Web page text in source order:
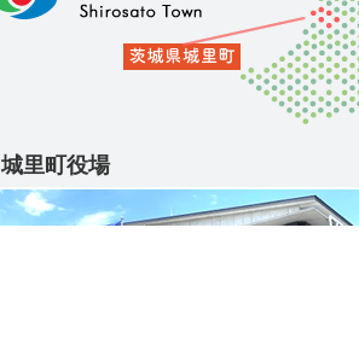
城里町役場